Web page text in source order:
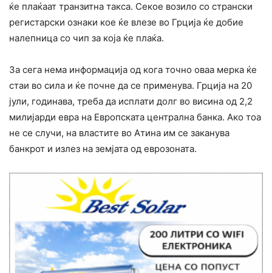
ќе плаќаат транзитна такса. Секое возило со странски
регистарски ознаки кое ќе влезе во Грција ќе добие
налепница со чип за која ќе плаќа.
За сега нема информација од кога точно оваа мерка ќе
стаи во сила и ќе почне да се применува. Грција на 20
јули, годинава, треба да исплати долг во висина од 2,2
милијарди евра на Европската централна банка. Ако тоа
не се случи, на властите во Атина им се заканува
банкрот и излез на земјата од еврозоната.